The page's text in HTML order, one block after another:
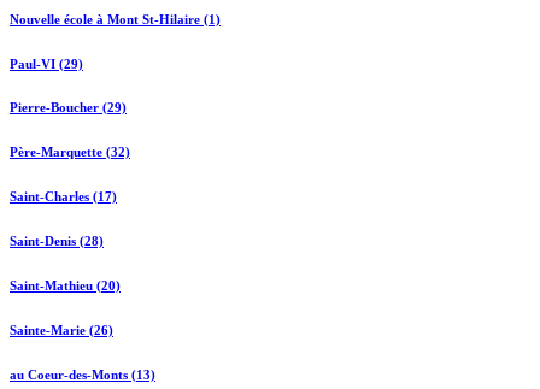
Nouvelle école à Mont St-Hilaire (1)
Paul-VI (29)
Pierre-Boucher (29)
Père-Marquette (32)
Saint-Charles (17)
Saint-Denis (28)
Saint-Mathieu (20)
Sainte-Marie (26)
au Coeur-des-Monts (13)